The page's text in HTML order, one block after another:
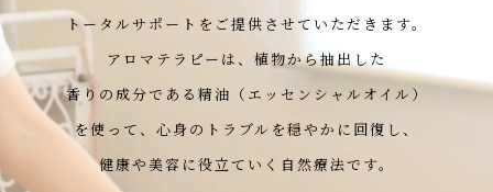
トータルサポートをご提供させていただきます。
アロマテラピーは、植物から抽出した
香りの成分である精油（エッセンシャルオイル）
を使って、心身のトラブルを穏やかに回復し、
健康や美容に役立ていく自然療法です。